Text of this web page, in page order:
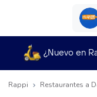
¿Nuevo en
Rappi Restaurantes a